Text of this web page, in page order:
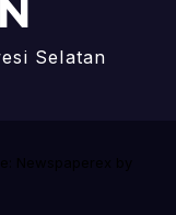
Selatan
Newspaperex by